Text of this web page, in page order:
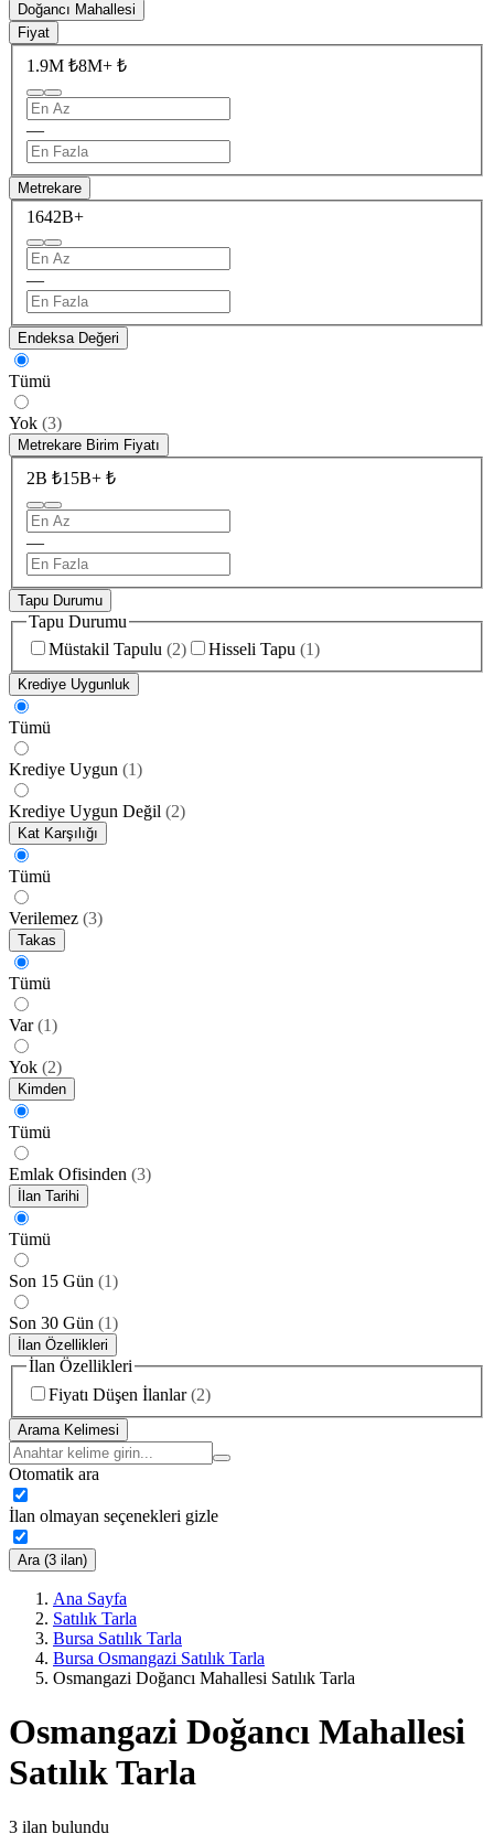
Doğancı Mahallesi
Fiyat
1.9M ₺8M+ ₺
—
Metrekare
1642B+
—
Endeksa Değeri
Tümü
Yok (3)
Metrekare Birim Fiyatı
2B ₺15B+ ₺
—
Tapu Durumu
Tapu Durumu
Müstakil Tapulu (2) Hisseli Tapu (1)
Krediye Uygunluk
Tümü
Krediye Uygun (1)
Krediye Uygun Değil (2)
Kat Karşılığı
Tümü
Verilemez (3)
Takas
Tümü
Var (1)
Yok (2)
Kimden
Tümü
Emlak Ofisinden (3)
İlan Tarihi
Tümü
Son 15 Gün (1)
Son 30 Gün (1)
İlan Özellikleri
İlan Özellikleri
Fiyatı Düşen İlanlar (2)
Arama Kelimesi
Otomatik ara
İlan olmayan seçenekleri gizle
Ara (3 ilan)
Ana Sayfa
Satılık Tarla
Bursa Satılık Tarla
Bursa Osmangazi Satılık Tarla
Osmangazi Doğancı Mahallesi Satılık Tarla
Osmangazi Doğancı Mahallesi
Satılık Tarla
3 ilan bulundu